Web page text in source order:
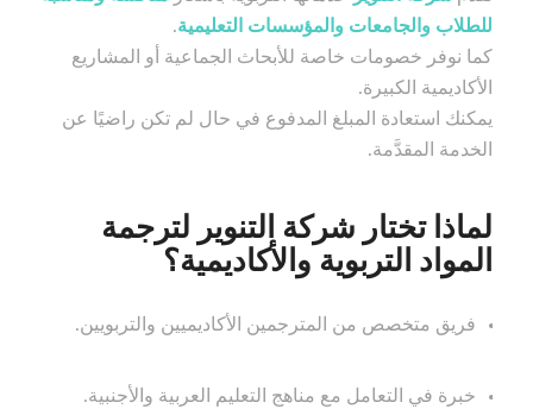
للطلاب والجامعات والمؤسسات التعليمية.
كما نوفر خصومات خاصة للأبحاث الجماعية أو المشاريع
الأكاديمية الكبيرة.
يمكنك استعادة المبلغ المدفوع في حال لم تكن راضيًا عن
الخدمة المقدَّمة.
لماذا تختار شركة التنوير لترجمة
المواد التربوية والأكاديمية؟
فريق متخصص من المترجمين الأكاديميين والتربويين.
خبرة في التعامل مع مناهج التعليم العربية والأجنبية.